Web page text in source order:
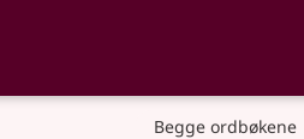
Begge ordbøkene